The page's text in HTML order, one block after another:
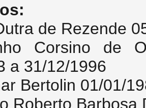
de Rezende
Corsino de
a 31/12/1996
Bertolin 01/01/
Roberto